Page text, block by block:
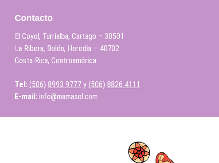
Contacto
El Coyol, Turrialba, Cartago – 30501
La Ribera, Belén, Heredia – 40702
Costa Rica, Centroamérica.
Tel: (506) 8993 9777 y (506) 8826 4111
E-mail: info@mamasol.com